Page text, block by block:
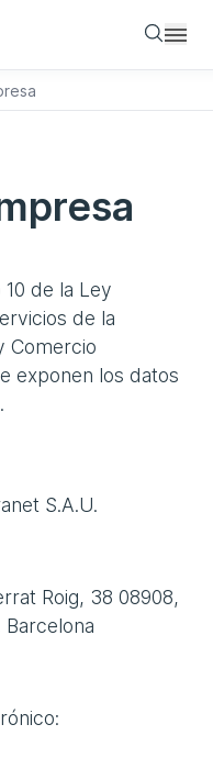
de la Ley
de la
Comercio
exponen los datos
S.A.U.
Roig, 38 08908,
Barcelona